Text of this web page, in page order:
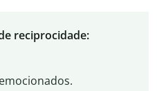
reciprocidade: